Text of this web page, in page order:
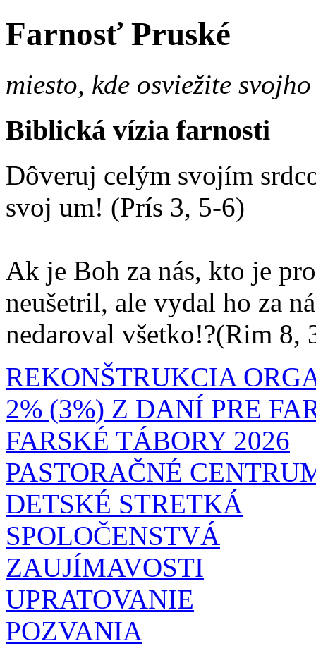
Farnosť Pruské
miesto, kde osviežite
Biblická vízia farnosti
Dôveruj celým svojím
svoj um! (Prís 3, 5-6)
Ak je Boh za nás, kto je
neušetril, ale vydal ho za
nedaroval všetko!?(Rim 8,
REKONŠTRUKCIA
2% (3%) Z DANÍ PRE
FARSKÉ TÁBORY 2026
PASTORAČNÉ
DETSKÉ STRETKÁ
SPOLOČENSTVÁ
ZAUJÍMAVOSTI
UPRATOVANIE
POZVANIA